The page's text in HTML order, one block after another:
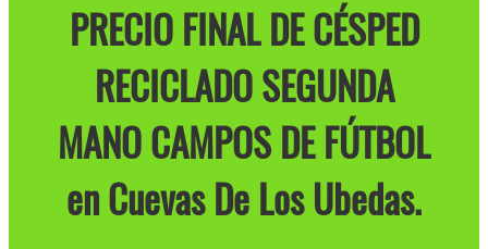
PRECIO FINAL DE CÉSPED
RECICLADO SEGUNDA
MANO CAMPOS DE FÚTBOL
en Cuevas De Los Ubedas.